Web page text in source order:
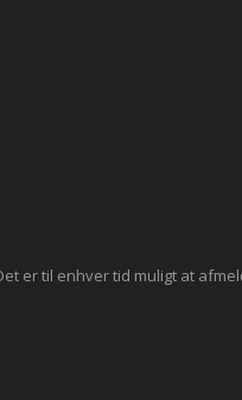
er til enhver tid muligt at